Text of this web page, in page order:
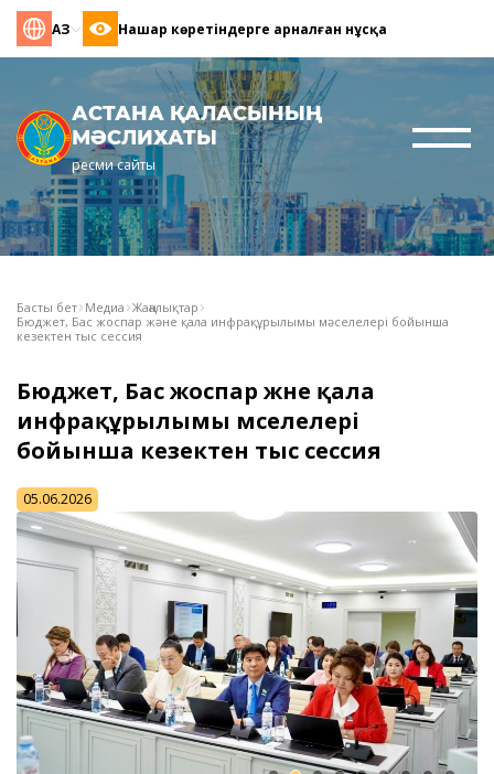
ҚАЗ Нашар көретіндерге арналған нұсқа
АСТАНА ҚАЛАСЫНЫҢ
МӘСЛИХАТЫ
ресми сайты
Басты бет Медиа Жаңалықтар
Бюджет, Бас жоспар және қала инфрақұрылымы мәселелері бойынша
кезектен тыс сессия
Бюджет, Бас жоспар және қала
инфрақұрылымы мәселелері
бойынша кезектен тыс сессия
05.06.2026